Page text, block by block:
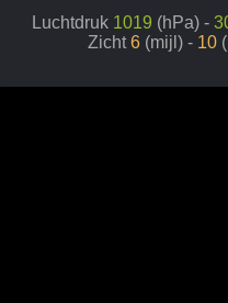
Luchtdruk 1019 (hPa) -
Zicht6 (mijl) - 10